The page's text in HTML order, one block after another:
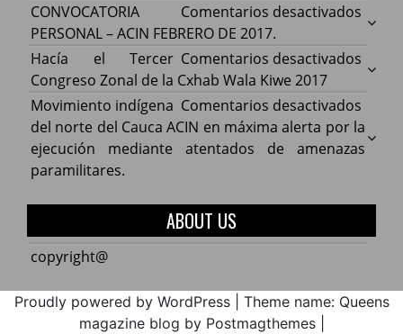
Cauca
con
de
Comentarios desactivados
ACIN
DE
CONVOCATORIA
PERSONAL – ACIN FEBRERO DE 2017.
Comentarios desactivados
Hacía
la
2017
Hacía el Tercer
Congreso Zonal de la Cxhab Wala Kiwe 2017
Comentarios desactivados
Cauca
Movimiento indígena
del norte del Cauca ACIN en máxima alerta por la
ejecución mediante atentados de amenazas
paramilitares.
ABOUT US
copyright@
Proudly powered by WordPress
Theme name: Queens
magazine blog by Postmagthemes